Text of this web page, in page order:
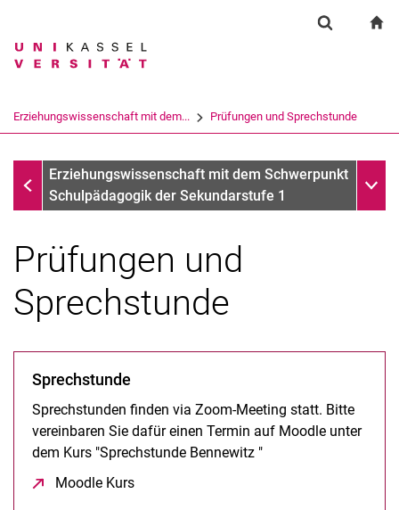
Springe direkt zu: Inhalt
Springe direkt zu: Suche
Springe direkt zu:
Suchbegriff
Suchen (öffnet externen Link in einem
Erziehungswissenschaft mit dem... Prüfungen und Sprechstunde
Erziehungswissenschaft mit dem Schwerpunkt
Erziehungswissenschaft mit dem Schwerpunkt
Schulpädagogik der Sekundarstufe 1
Prüfungen und
Sprechstunde
Sprechstunde
Sprechstunden finden via Zoom-Meeting statt. Bitte
vereinbaren Sie dafür einen Termin auf Moodle unter
dem Kurs "Sprechstunde Bennewitz "
Moodle Kurs